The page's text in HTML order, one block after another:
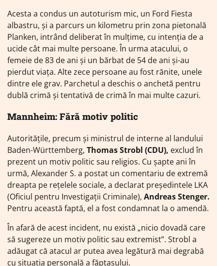
Acesta a condus un autoturism mic, un Ford Fiesta
albastru, și a parcurs un kilometru prin zona pietonală
Planken, intrând deliberat în mulțime, cu intenția de a
ucide cât mai multe persoane. În urma atacului, o
femeie de 83 de ani și un bărbat de 54 de ani și-au
pierdut viața. Alte zece persoane au fost rănite, unele
dintre ele grav. Parchetul a deschis o anchetă pentru
dublă crimă și tentativă de crimă în mai multe cazuri.
Mannheim: Fără motiv politic
Autoritățile, precum și ministrul de interne al landului
Baden-Württemberg, Thomas Strobl (CDU), exclud în
prezent un motiv politic sau religios. Cu șapte ani în
urmă, Alexander S. a postat un comentariu de extremă
dreapta pe rețelele sociale, a declarat președintele LKA
(Oficiul pentru Investigații Criminale), Andreas Stenger.
Pentru această faptă, el a fost condamnat la o amendă.
În afară de acest incident, nu există „nicio dovadă care
să sugereze un motiv politic sau extremist”. Strobl a
adăugat că atacul ar putea avea legătură mai degrabă
cu situația personală a făptașului.